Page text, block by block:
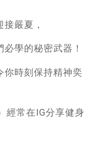
嚴夏，
學的秘密武器！
你時刻保持精神奕
經常在IG分享健身